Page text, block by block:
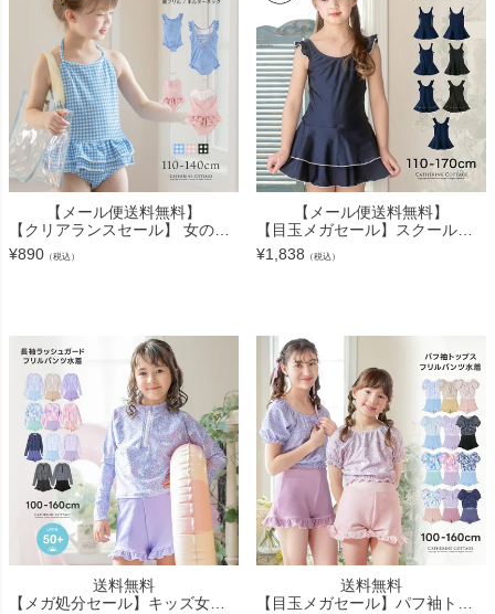
【メール便送料無料】
【クリアランスセール】 女の子水着 ワッフルライクギンガムチェック ワンピース型 インナーパンツ付き 水着 YUP12《メール便優先商品》
¥890 （税込）
【メール便送料無料】
【目玉メガセール】スクール水着 UVカット 女の子 キッズ 透けない上質生地 濃紺 キッズ スカート 女の子 小学生 中学生 ワンピース おしゃれ 110 120 130 140 150 160 170 キャサリンコテ
¥1,838 （税込）
送料無料
【メガ処分セール】キッズ女の子水着 ラッシュガード&フリルパンツセット セパレート 花柄 小花柄 猫柄 ジュニア 日焼け対策 長袖 キャサリンコテージ TAK
送料無料
【目玉メガセール】パフ袖トップス＆フリルパンツ水着セット パフスリーブスイムウェア セパレート上下セット 水着 キッズ ジュニア 女の子 小学生 キャサリンコテージ TAK